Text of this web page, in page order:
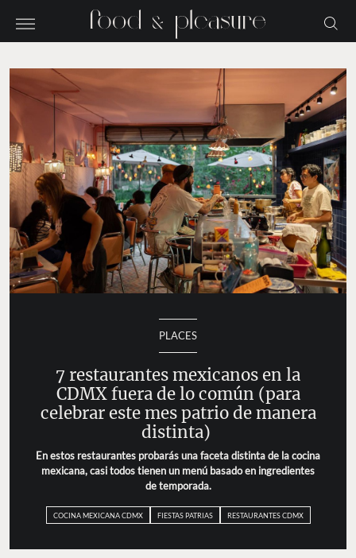
PLACES
7 restaurantes mexicanos en la
CDMX fuera de lo común (para
celebrar este mes patrio de manera
distinta)
En estos restaurantes probarás una faceta distinta de la cocina
mexicana, casi todos tienen un menú basado en ingredientes
de temporada.
COCINA MEXICANA CDMX FIESTAS PATRIAS RESTAURANTES CDMX